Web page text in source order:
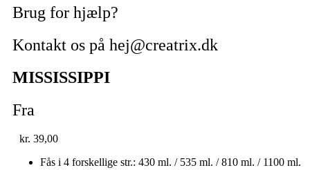
Brug for hjælp?
Kontakt os på hej@creatrix.dk
MISSISSIPPI
Fra
kr. 39,00
Fås i 4 forskellige str.: 430 ml. / 535 ml. / 810 ml. / 1100 ml.